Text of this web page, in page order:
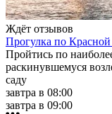
Ждёт отзывов
Прогулка по
Пройтись по
раскинувшемуся
саду
завтра в 08:00
завтра в 09:00